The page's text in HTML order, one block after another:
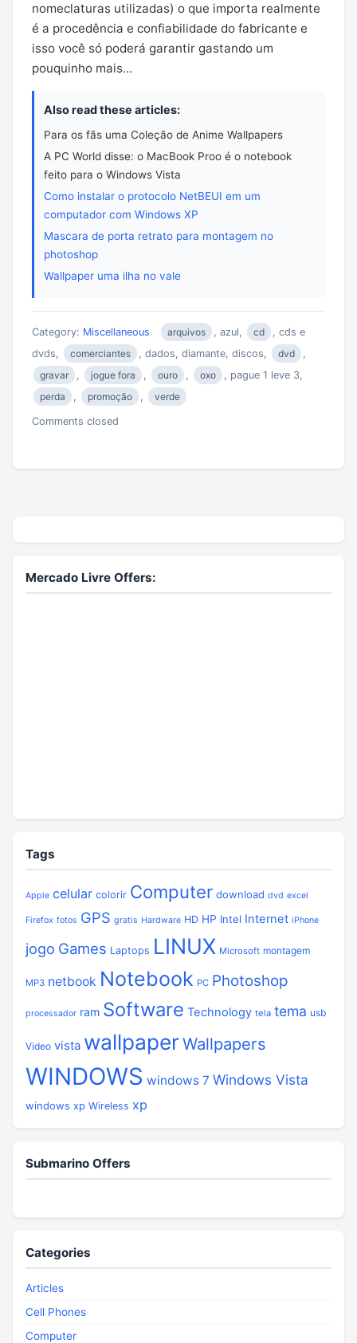
nomeclaturas utilizadas) o que importa realmente
é a procedência e confiabilidade do fabricante e
isso você só poderá garantir gastando um
pouquinho mais…
Also read these articles:
Para os fãs uma Coleção de Anime Wallpapers
A PC World disse: o MacBook Proo é o notebook
feito para o Windows Vista
Como instalar o protocolo NetBEUI em um
computador com Windows XP
Mascara de porta retrato para montagem no
photoshop
Wallpaper uma ilha no vale
Category: Miscellaneous arquivos , azul, cd
, cds e
dvds,
comerciantes , dados, diamante, discos, dvd
,
gravar
, jogue fora , ouro , oxo
, pague 1 leve 3,
perda
, promoção , verde
Comments closed
Mercado Livre Offers:
Tags
Apple celular colorir Computer download dvd excel
Firefox fotos GPS gratis Hardware HD HP Intel Internet iPhone
jogo Games Laptops LINUX Microsoft montagem
MP3 netbook Notebook PC Photoshop
processador ram Software Technology tela tema usb
Video vista wallpaperWallpapers
WINDOWS windows 7 Windows Vista
windows xp Wireless xp
Submarino Offers
Categories
Articles
Cell Phones
Computer